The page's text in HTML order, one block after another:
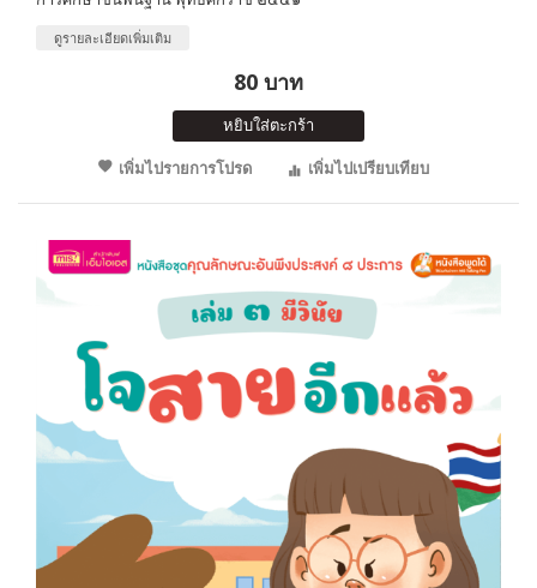
ดูรายละเอียดเพิ่มเติม
80 บาท
หยิบใส่ตะกร้า
เพิ่มไปรายการโปรด
เพิ่มไปเปรียบเทียบ